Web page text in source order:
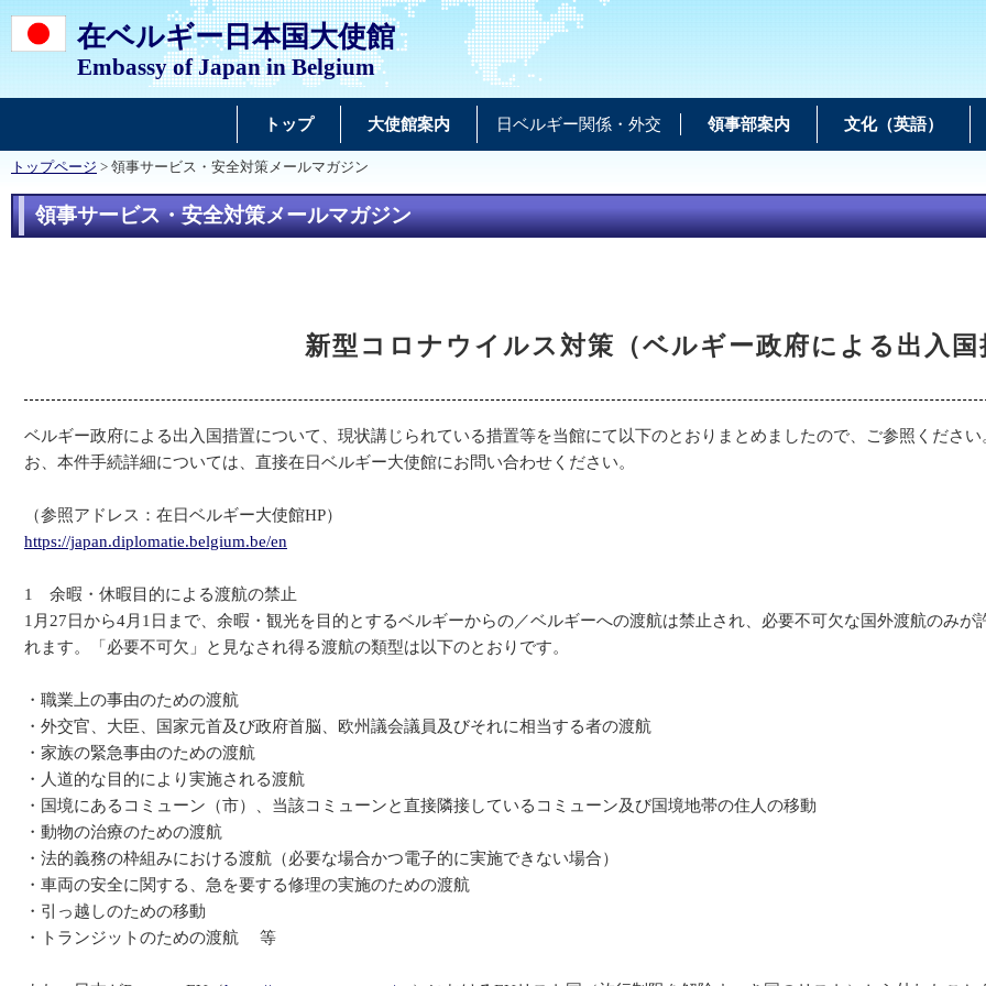
在ベルギー日本国大使館
Embassy of Japan in Belgium
トップ 大使館案内 日ベルギー関係・外交 領事部案内 文化（英語）
トップページ > 領事サービス・安全対策メールマガジン
領事サービス・安全対策メールマガジン
新型コロナウイルス対策（ベルギー政府による出入
ベルギー政府による出入国措置について、現状講じられている措置等を当館にて以下のとおりまとめましたので、ご参照ください
お、本件手続詳細については、直接在日ベルギー大使館にお問い合わせください。
（参照アドレス：在日ベルギー大使館HP）
https://japan.diplomatie.belgium.be/en
1 余暇・休暇目的による渡航の禁止
1月27日から4月1日まで、余暇・観光を目的とするベルギーからの／ベルギーへの渡航は禁止され、必要不可欠な国外渡航のみが
れます。「必要不可欠」と見なされ得る渡航の類型は以下のとおりです。
・職業上の事由のための渡航
・外交官、大臣、国家元首及び政府首脳、欧州議会議員及びそれに相当する者の渡航
・家族の緊急事由のための渡航
・人道的な目的により実施される渡航
・国境にあるコミューン（市）、当該コミューンと直接隣接しているコミューン及び国境地帯の住人の移動
・動物の治療のための渡航
・法的義務の枠組みにおける渡航（必要な場合かつ電子的に実施できない場合）
・車両の安全に関する、急を要する修理の実施のための渡航
・引っ越しのための移動
・トランジットのための渡航 等